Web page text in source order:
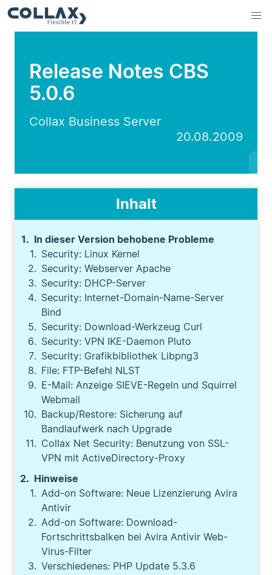
Release Notes CBS
5.0.6
Collax Business Server
20.08.2009
Inhalt
In dieser Version behobene Probleme
Security: Linux Kernel
Security: Webserver Apache
Security: DHCP-Server
Security: Internet-Domain-Name-Server
Bind
Security: Download-Werkzeug Curl
Security: VPN IKE-Daemon Pluto
Security: Grafikbibliothek Libpng3
File: FTP-Befehl NLST
E-Mail: Anzeige SIEVE-Regeln und Squirrel
Webmail
Backup/Restore: Sicherung auf
Bandlaufwerk nach Upgrade
Collax Net Security: Benutzung von SSL-
VPN mit ActiveDirectory-Proxy
Hinweise
Add-on Software: Neue Lizenzierung Avira
Antivir
Add-on Software: Download-
Fortschrittsbalken bei Avira Antivir Web-
Virus-Filter
Verschiedenes: PHP Update 5.3.6